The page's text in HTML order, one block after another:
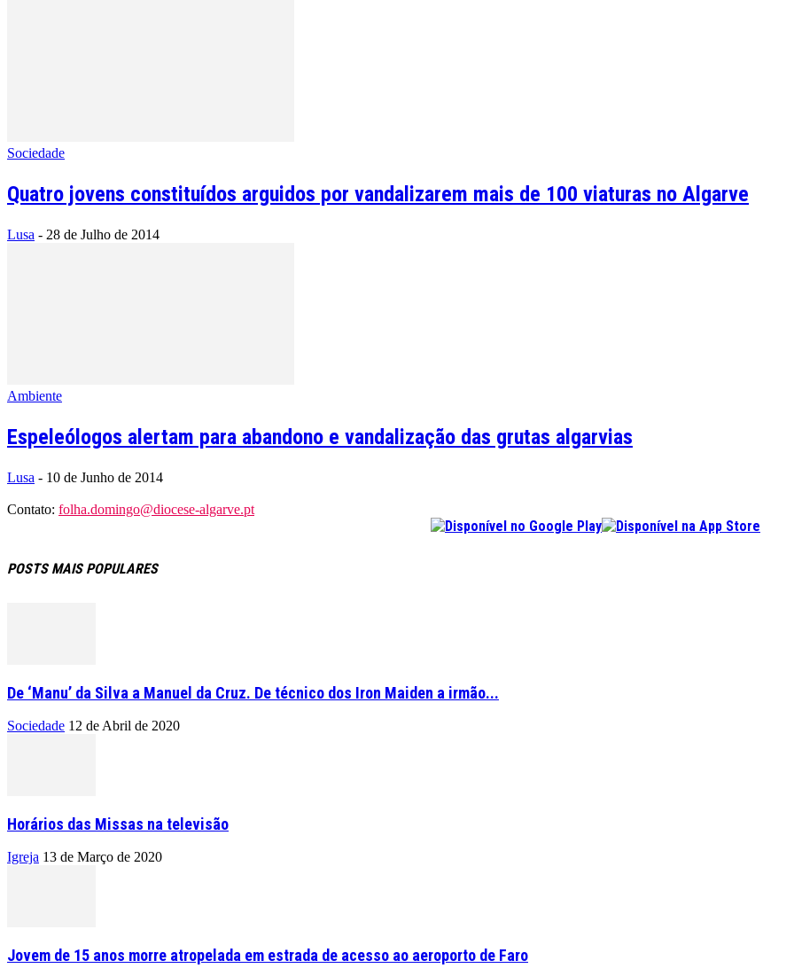
Sociedade
Quatro jovens constituídos arguidos por vandalizarem mais de 100 viaturas no Algarve
Lusa - 28 de Julho de 2014
Ambiente
Espeleólogos alertam para abandono e vandalização das grutas algarvias
Lusa - 10 de Junho de 2014
Contato: folha.domingo@diocese-algarve.pt
POSTS MAIS POPULARES
De ‘Manu’ da Silva a Manuel da Cruz. De técnico dos Iron Maiden a irmão...
Sociedade 12 de Abril de 2020
Horários das Missas na televisão
Igreja 13 de Março de 2020
Jovem de 15 anos morre atropelada em estrada de acesso ao aeroporto de Faro